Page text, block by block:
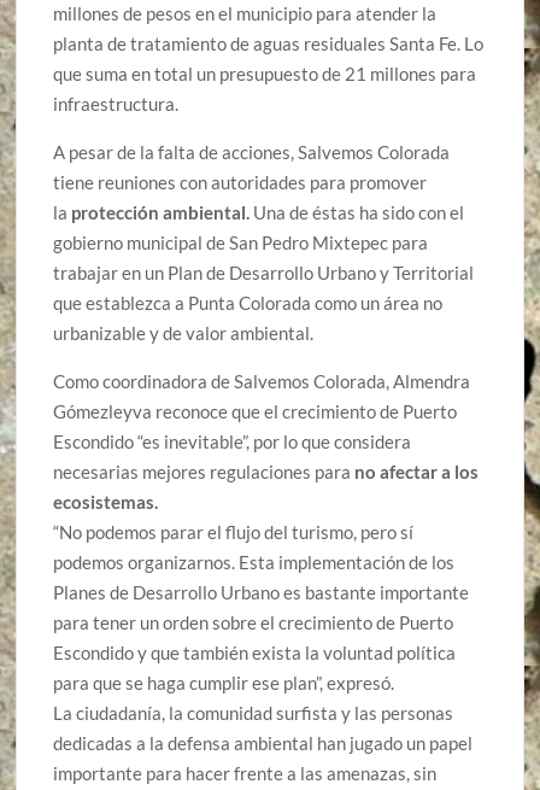
millones de pesos en el municipio para atender la
planta de tratamiento de aguas residuales Santa Fe. Lo
que suma en total un presupuesto de 21 millones para
infraestructura.
A pesar de la falta de acciones, Salvemos Colorada
tiene reuniones con autoridades para promover
la protección ambiental. Una de éstas ha sido con el
gobierno municipal de San Pedro Mixtepec para
trabajar en un Plan de Desarrollo Urbano y Territorial
que establezca a Punta Colorada como un área no
urbanizable y de valor ambiental.
Como coordinadora de Salvemos Colorada, Almendra
Gómezleyva reconoce que el crecimiento de Puerto
Escondido “es inevitable”, por lo que considera
necesarias mejores regulaciones para no afectar a los
ecosistemas.
“No podemos parar el flujo del turismo, pero sí
podemos organizarnos. Esta implementación de los
Planes de Desarrollo Urbano es bastante importante
para tener un orden sobre el crecimiento de Puerto
Escondido y que también exista la voluntad política
para que se haga cumplir ese plan”, expresó.
La ciudadanía, la comunidad surfista y las personas
dedicadas a la defensa ambiental han jugado un papel
importante para hacer frente a las amenazas, sin